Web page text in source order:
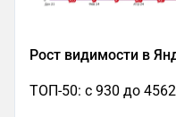
Рост видимости в
ТОП-50: с 930 до